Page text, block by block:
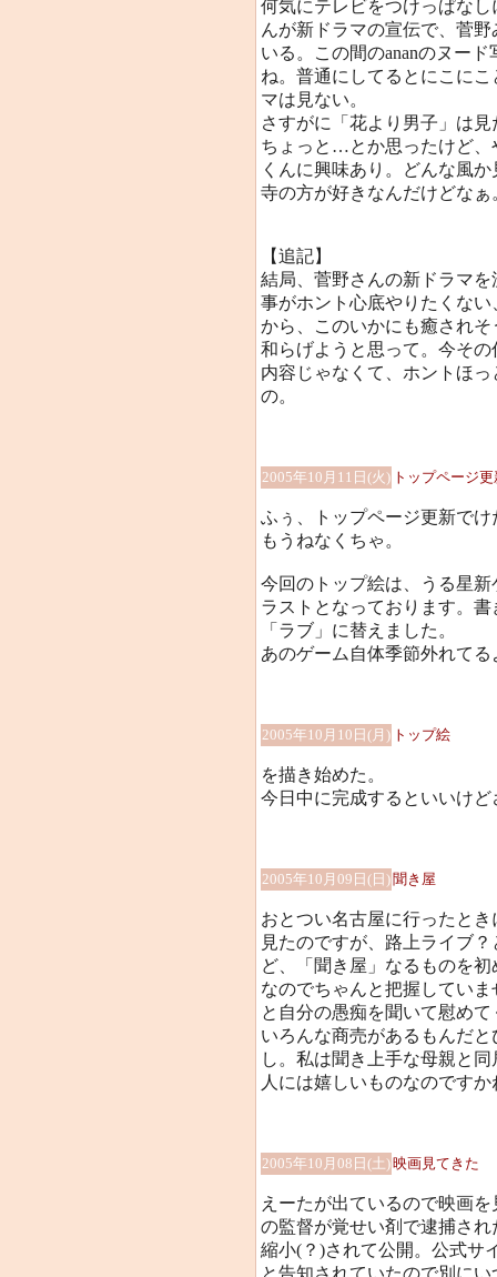
何気にテレビをつけっぱな
んが新ドラマの宣伝で、菅
いる。この間のananのヌー
ね。普通にしてるとにこに
マは見ない。
さすがに「花より男子」は
ちょっと…とか思ったけど、
くんに興味あり。どんな風
寺の方が好きなんだけどなぁ
【追記】
結局、菅野さんの新ドラマ
事がホント心底やりたくな
から、このいかにも癒され
和らげようと思って。今そ
内容じゃなくて、ホントほ
の。
2005年10月11日(火) トップページ
ふぅ、トップページ更新でけ
もうねなくちゃ。
今回のトップ絵は、うる星
ラストとなっております。
「ラブ」に替えました。
あのゲーム自体季節外れて
2005年10月10日(月) トップ絵
を描き始めた。
今日中に完成するといいけ
2005年10月09日(日) 聞き屋
おとつい名古屋に行ったと
見たのですが、路上ライブ
ど、「聞き屋」なるものを
なのでちゃんと把握してい
と自分の愚痴を聞いて慰め
いろんな商売があるもんだ
し。私は聞き上手な母親と
人には嬉しいものなのですか
2005年10月08日(土)映画見てきた
えーたが出ているので映画
の監督が覚せい剤で逮捕さ
縮小(？)されて公開。公式サ
と告知されていたので別に